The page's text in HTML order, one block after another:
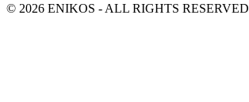
© 2026 ENIKOS - ALL RIGHTS RESERVED